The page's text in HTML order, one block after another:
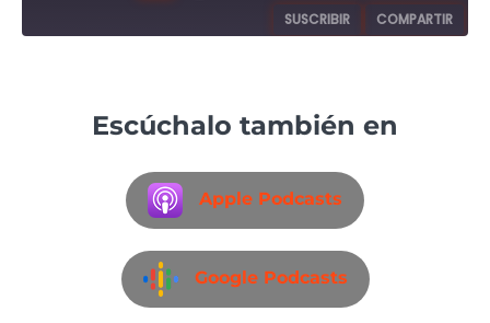
SUSCRIBIR COMPARTIR
Google Podcasts PocketCasts
Escúchalo también en
Apple Podcasts
Google Podcasts